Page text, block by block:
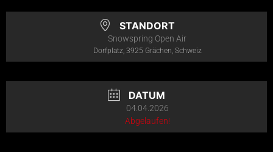
STANDORT
Snowspring Open Air
Dorfplatz, 3925 Grächen, Schweiz
DATUM
04.04.2026
Abgelaufen!